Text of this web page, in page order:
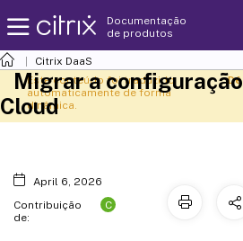
Documentação
de produtos
Citrix DaaS
Este conteúdo foi traduzido
automaticamente de forma
dinâmica.
Migrar a
Cloud
April 6, 2026
Contribuição
de:
C